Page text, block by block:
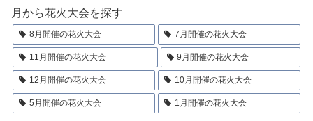
月から花火大会を探す
8月開催の花火大会 7月開催の花火大会
11月開催の花火大会 9月開催の花火大会
12月開催の花火大会 10月開催の花火大会
5月開催の花火大会 1月開催の花火大会